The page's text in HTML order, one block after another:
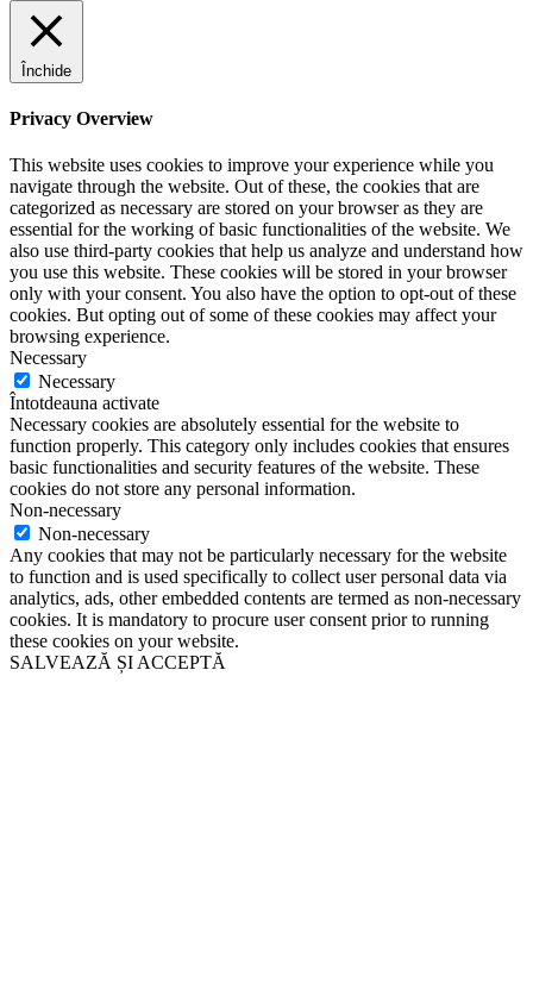
Închide
Privacy Overview
This website uses cookies to improve your experience while you
navigate through the website. Out of these, the cookies that are
categorized as necessary are stored on your browser as they are
essential for the working of basic functionalities of the website. We
also use third-party cookies that help us analyze and understand how
you use this website. These cookies will be stored in your browser
only with your consent. You also have the option to opt-out of these
cookies. But opting out of some of these cookies may affect your
browsing experience.
Necessary
Necessary
Întotdeauna activate
Necessary cookies are absolutely essential for the website to
function properly. This category only includes cookies that ensures
basic functionalities and security features of the website. These
cookies do not store any personal information.
Non-necessary
Non-necessary
Any cookies that may not be particularly necessary for the website
to function and is used specifically to collect user personal data via
analytics, ads, other embedded contents are termed as non-necessary
cookies. It is mandatory to procure user consent prior to running
these cookies on your website.
SALVEAZĂ ȘI ACCEPTĂ